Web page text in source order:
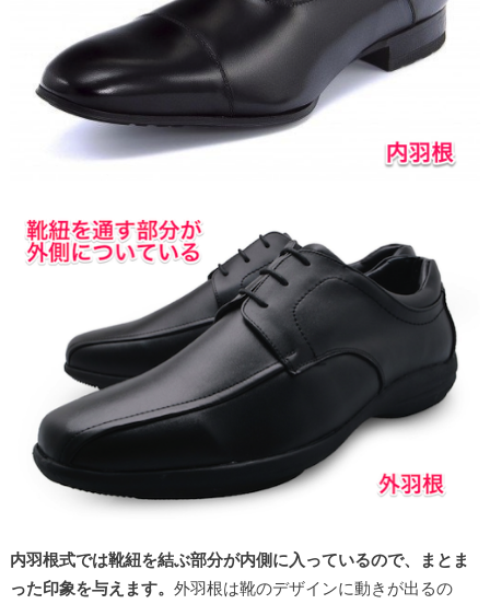
内羽根式では靴紐を結ぶ部分が内側に入っているので、まとま
った印象を与えます。 外羽根は靴のデザインに動きが出るの